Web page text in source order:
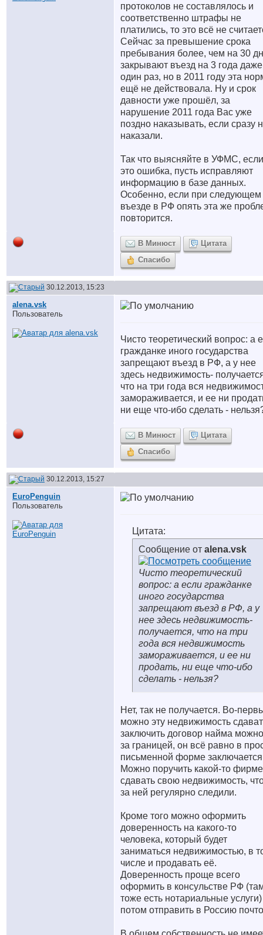
протоколов не составлялось и
соответственно штрафы не
платились, то это всё не
Сейчас за превышение срока
пребывания более, чем на 30
закрывают въезд на 3 года
один раз, но в 2011 году эта
ещё не действовала. Ну и срок
давности уже прошёл, за
нарушение 2011 года Вас уже
поздно наказывать, если сразу
наказали.
Так что выясняйте в УФМС, если
это ошибка, пусть исправляют
информацию в базе данных.
Особенно, если при следующем
въезде в РФ опять эта же
повторится.
В Минюст
Цитата
Спасибо
30.12.2013, 15:23
alena.vsk
Пользователь
Чисто теоретический вопрос: а
гражданке иного государства
запрещают въезд в РФ, а у нее
здесь недвижимость-
что на три года вся
замораживается, и ее ни
ни еще что-ибо сделать -
В Минюст
Цитата
Спасибо
30.12.2013, 15:27
EuroPenguin
Пользователь
Цитата:
Сообщение от alena.vsk
Чисто теоретический
вопрос: а если гражданке
иного государства
запрещают въезд в РФ, а у
нее здесь недвижимость-
получается, что на три
года вся недвижимость
замораживается, и ее ни
продать, ни еще что-ибо
сделать - нельзя?
Нет, так не получается. Во-
можно эту недвижимость
заключить договор найма
за границей, он всё равно в
письменной форме
Можно поручить какой-то фирме
сдавать свою недвижимость,
за ней регулярно следили.
Кроме того можно оформить
доверенность на какого-то
человека, который будет
заниматься недвижимостью, в
числе и продавать её.
Доверенность проще всего
оформить в консульстве РФ
тоже есть нотариальные
потом отправить в Россию